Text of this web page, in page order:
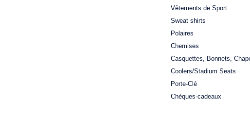
Vêtements de Sport
Sweat shirts
Polaires
Chemises
Casquettes, Bonnets,
Coolers/Stadium Seats
Porte-Clé
Chèques-cadeaux